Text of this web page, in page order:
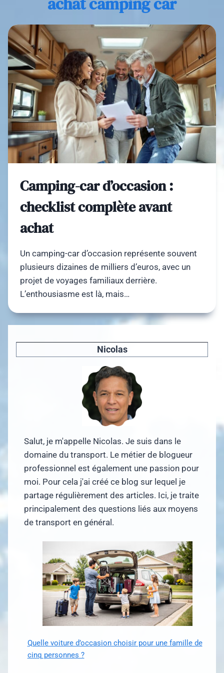
Camping-car d’occasion :
checklist complète avant
achat
Un camping-car d’occasion représente souvent
plusieurs dizaines de milliers d’euros, avec un
projet de voyages familiaux derrière.
L’enthousiasme est là, mais…
Nicolas
Salut, je m'appelle Nicolas. Je suis dans le
domaine du transport. Le métier de blogueur
professionnel est également une passion pour
moi. Pour cela j'ai créé ce blog sur lequel je
partage régulièrement des articles. Ici, je traite
principalement des questions liés aux moyens
de transport en général.
Quelle voiture d’occasion choisir pour une famille de
cinq personnes ?